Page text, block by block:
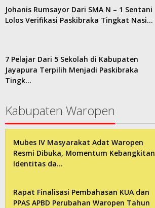
Johanis Rumsayor Dari SMA N – 1 Sentani
Lolos Verifikasi Paskibraka Tingkat Nasi…
7 Pelajar Dari 5 Sekolah di Kabupaten
Jayapura Terpilih Menjadi Paskibraka
Tingk…
Kabupaten Waropen
Mubes IV Masyarakat Adat Waropen
Resmi Dibuka, Momentum Kebangkitan
Identitas da…
Rapat Finalisasi Pembahasan KUA dan
PPAS APBD Perubahan Waropen Tahun